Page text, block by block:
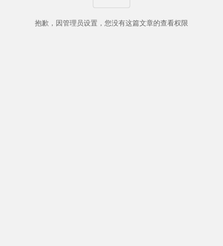
抱歉，因管理员设置，您没有这篇文章的查看权限